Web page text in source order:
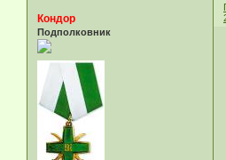
Кондор
Подполковник